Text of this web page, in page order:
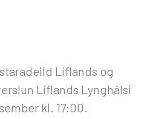
Líflands og
Líflands Lynghálsi
kl. 17:00.